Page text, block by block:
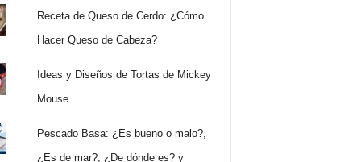
Receta de Queso de Cerdo: ¿Cómo
Hacer Queso de Cabeza?
Ideas y Diseños de Tortas de Mickey
Mouse
Pescado Basa: ¿Es bueno o malo?,
¿Es de mar?, ¿De dónde es? y